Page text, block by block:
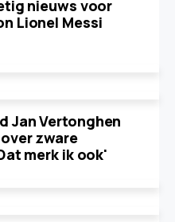
nieuws voor
Lionel Messi
Jan Vertonghen
zware
merk ik ook'